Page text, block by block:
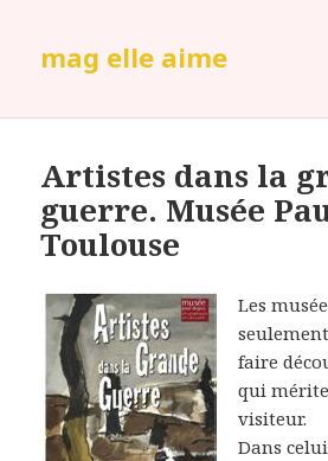
mag elle aime
Artistes dans la
guerre. Musée
Toulouse
Les
faire
qui
visiteur.
Dans